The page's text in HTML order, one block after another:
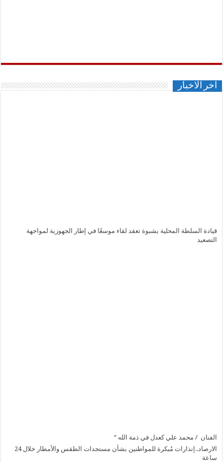
اخر الاخبار
قيادة السلطة المحلية بشبوة تعقد لقاء موسعًا في إطار الجهوزية لمواجهة
التصعيد
الفنان / محمد علي كعدل في ذمة الله “
الارصاد..إنذارات مُبكرة للمواطنين بشأن مستجدات الطقس والأمطار خلال 24
ساعة